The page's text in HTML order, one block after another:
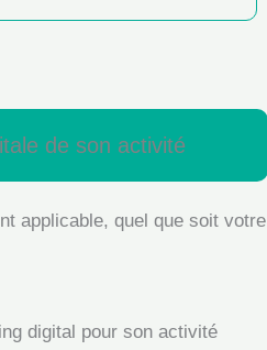
de son activité
applicable, quel que soit votre
digital pour son activité